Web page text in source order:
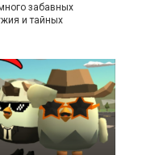
забавных
и тайных